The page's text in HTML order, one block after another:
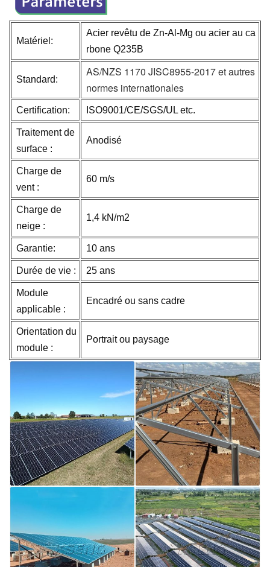
Matériel:
Acier revêtu de Zn-Al-Mg ou acier au ca
rbone Q235B
Standard:
AS/NZS 1170 JISC8955-2017 et autres
normes internationales
Certification: ISO9001/CE/SGS/UL etc.
Traitement de
surface :
Anodisé
Charge de
vent :
60 m/s
Charge de
neige :
1,4 kN/m2
Garantie: 10 ans
Durée de vie : 25 ans
Module
applicable :
Encadré ou sans cadre
Orientation du
module :
Portrait ou paysage